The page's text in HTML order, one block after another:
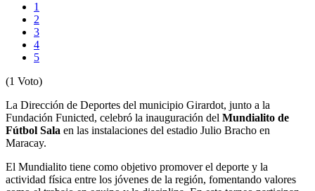
1
2
3
4
5
(1 Voto)
La Dirección de Deportes del municipio Girardot, junto a la
Fundación Funicted, celebró la inauguración del Mundialito de
Fútbol Sala en las instalaciones del estadio Julio Bracho en
Maracay.
El Mundialito tiene como objetivo promover el deporte y la
actividad física entre los jóvenes de la región, fomentando valores